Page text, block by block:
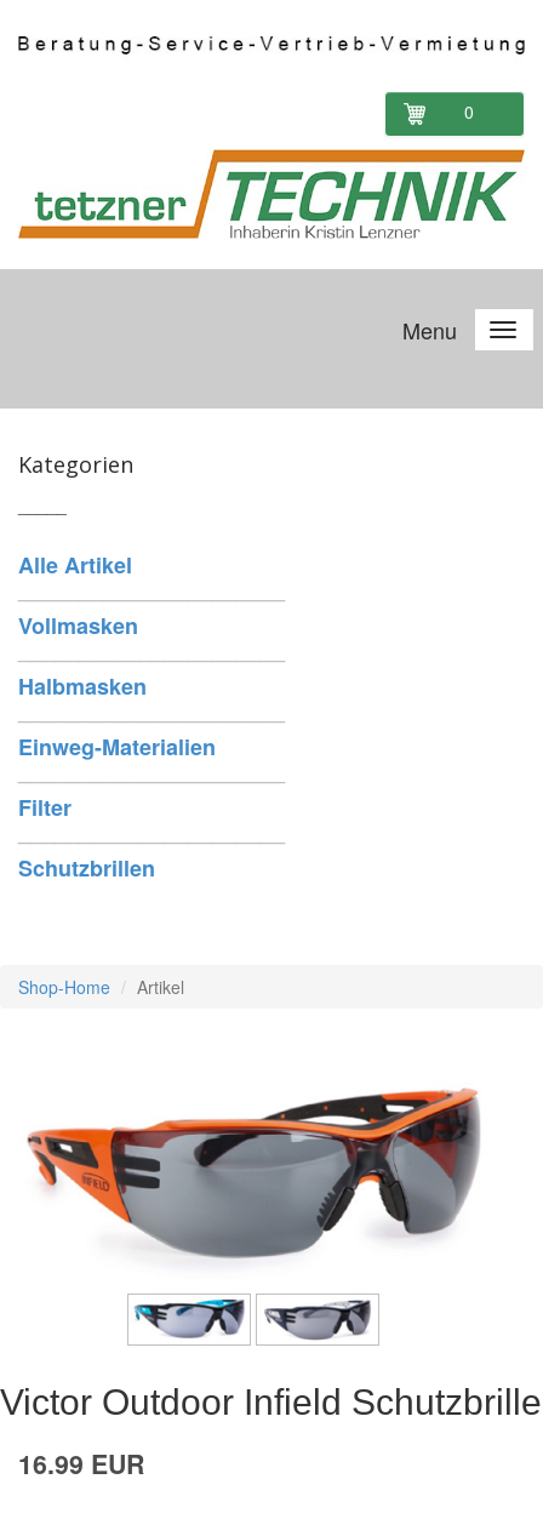
0
Menu
Kategorien
Alle Artikel
Vollmasken
Halbmasken
Einweg-Materialien
______________________
Filter
Schutzbrillen
Shop-Home Artikel
Victor Outdoor Infield Schutzbrille
16.99 EUR